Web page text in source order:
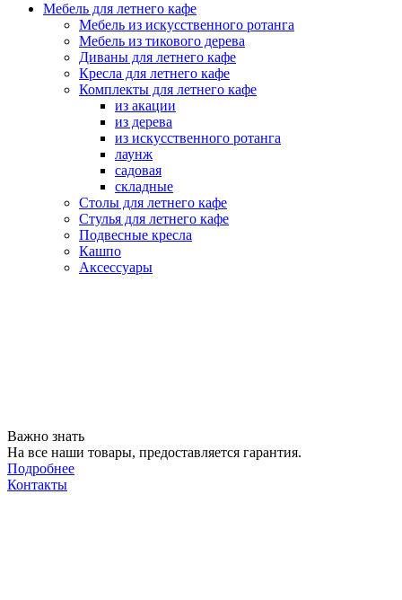
Мебель для летнего кафе
Мебель из искусственного ротанга
Мебель из тикового дерева
Диваны для летнего кафе
Кресла для летнего кафе
Комплекты для летнего кафе
из акации
из дерева
из искусственного ротанга
лаунж
садовая
складные
Столы для летнего кафе
Стулья для летнего кафе
Подвесные кресла
Кашпо
Аксессуары
Важно знать
На все наши товары, предоставляется гарантия.
Подробнее
Контакты